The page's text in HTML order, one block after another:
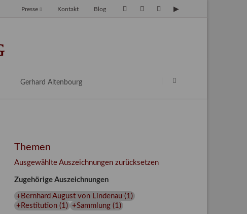
Blog
Kontakt
Presse
Gerhard Altenbourg
Themen
Ausgewählte Auszeichnungen zurücksetzen
Zugehörige Auszeichnungen
+Bernhard August von Lindenau(1 )
+Restitution(1 ) +Sammlung(1 )